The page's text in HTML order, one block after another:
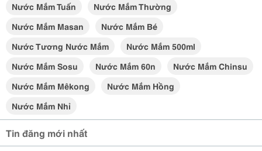
Nước Mắm Tuấn
Nước Mắm Thường
Nước Mắm Masan
Nước Mắm Bé
Nước Tương Nước Mắm
Nước Mắm 500ml
Nước Mắm Sosu
Nước Mắm 60n
Nước Mắm Chinsu
Nước Mắm Mêkong
Nước Mắm Hồng
Nước Mắm Nhỉ
Tin đăng mới nhất